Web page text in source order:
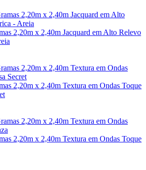
2,20m x 2,40m Jacquard em Alto Relevo
2,20m x 2,40m Textura em Ondas Toque
2,20m x 2,40m Textura em Ondas Toque